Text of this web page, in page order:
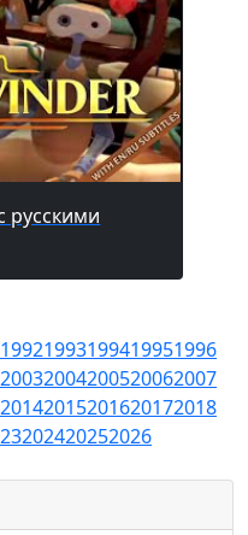
русскими
19921993199419951996
20032004200520062007
20142015201620172018
202420252026